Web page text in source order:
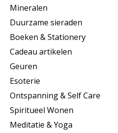
Mineralen
Duurzame sieraden
Boeken & Stationery
Cadeau artikelen
Geuren
Esoterie
Ontspanning & Self Care
Spiritueel Wonen
Meditatie & Yoga